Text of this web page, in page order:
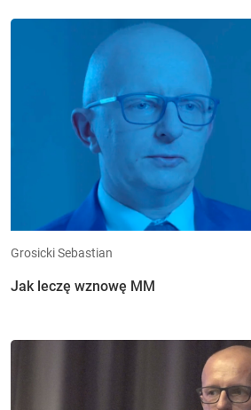
Grosicki Sebastian
Jak leczę wznowę MM